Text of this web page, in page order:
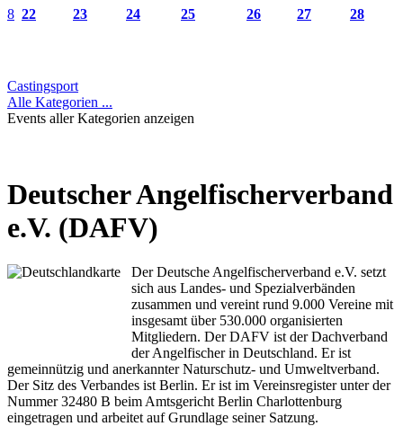
8 22 23 24 25 26 27 28
Castingsport
Alle Kategorien ...
Events aller Kategorien anzeigen
Deutscher Angelfischerverband
e.V. (DAFV)
Der Deutsche Angelfischerverband e.V. setzt
sich aus Landes- und Spezialverbänden
zusammen und vereint rund 9.000 Vereine mit
insgesamt über 530.000 organisierten
Mitgliedern. Der DAFV ist der Dachverband
der Angelfischer in Deutschland. Er ist
gemeinnützig und anerkannter Naturschutz- und Umweltverband.
Der Sitz des Verbandes ist Berlin. Er ist im Vereinsregister unter der
Nummer 32480 B beim Amtsgericht Berlin Charlottenburg
eingetragen und arbeitet auf Grundlage seiner Satzung.